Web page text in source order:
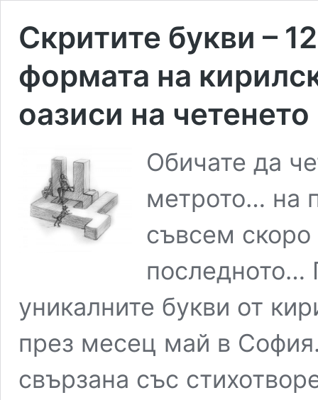
Скритите букви –
формата на
оазиси на
Обичате да
метрото… на
съвсем скоро
последното…
уникалните букви от
през месец май в
свързана със